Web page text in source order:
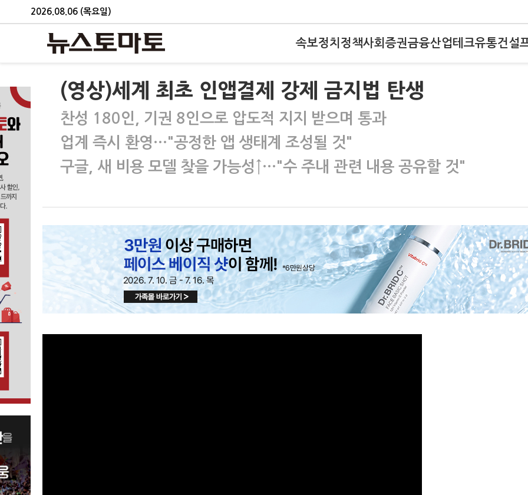
2026.08.06 (목요일)
속보정치 정책사회 증권금융산업테크유통건설
(영상)세계 최초 인앱결제 강제 금지법 탄생
찬성 180인, 기권 8인으로 압도적 지지 받으며 통과
업계 즉시 환영…"공정한 앱 생태계 조성될 것"
구글, 새 비용 모델 찾을 가능성↑…"수 주내 관련 내용 공유할 것"